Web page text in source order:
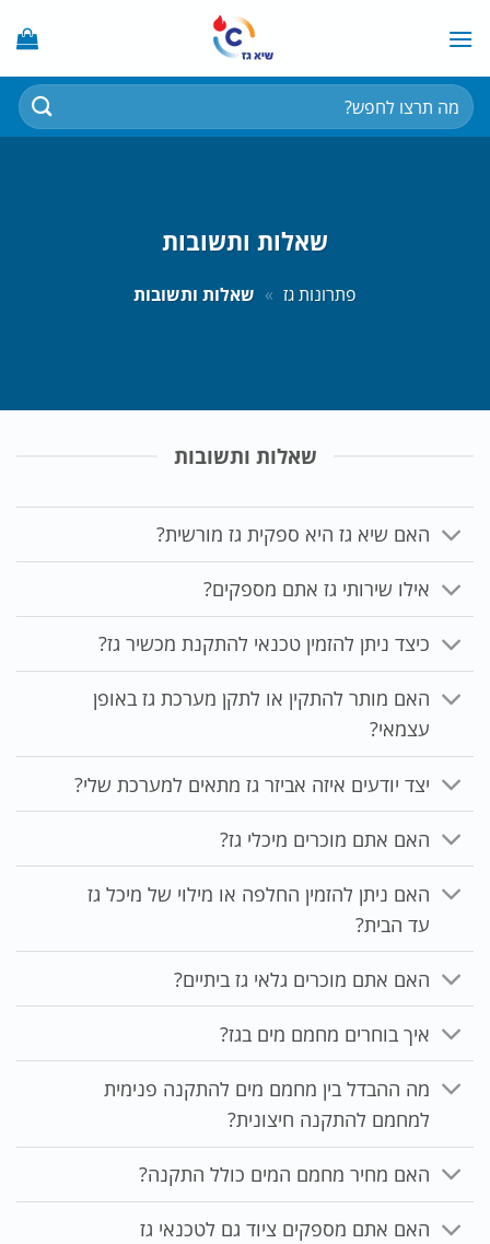
חיפוש
עבור:
שאלות ותשובות
פתרונות גז » שאלות ותשובות
שאלות ותשובות
האם שיא גז היא ספקית גז מורשית?
אילו שירותי גז אתם מספקים?
כיצד ניתן להזמין טכנאי להתקנת מכשיר גז?
האם מותר להתקין או לתקן מערכת גז באופן
עצמאי?
יצד יודעים איזה אביזר גז מתאים למערכת שלי?
האם אתם מוכרים מיכלי גז?
האם ניתן להזמין החלפה או מילוי של מיכל גז
עד הבית?
האם אתם מוכרים גלאי גז ביתיים?
איך בוחרים מחמם מים בגז?
מה ההבדל בין מחמם מים להתקנה פנימית
למחמם להתקנה חיצונית?
האם מחיר מחמם המים כולל התקנה?
האם אתם מספקים ציוד גם לטכנאי גז